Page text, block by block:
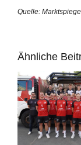
Quelle:
Ähnliche